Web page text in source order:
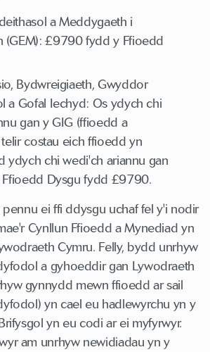
a Meddygaeth i
(GEM): £9790 fydd y Ffioedd
Bydwreigiaeth, Gwyddor
a Gofal Iechyd: Os ydych chi
gan y GIG (ffioedd a
costau eich ffioedd yn
ydych chi wedi'ch ariannu gan
Ffioedd Dysgu fydd £9790.
ei ffi ddysgu uchaf fel y'i nodir
Cynllun Ffioedd a Mynediad yn
Cymru. Felly, bydd unrhyw
a gyhoeddir gan Lywodraeth
gynnydd mewn ffioedd ar sail
yn cael eu hadlewyrchu yn y
yn eu codi ar ei myfyrwyr.
am unrhyw newidiadau yn y